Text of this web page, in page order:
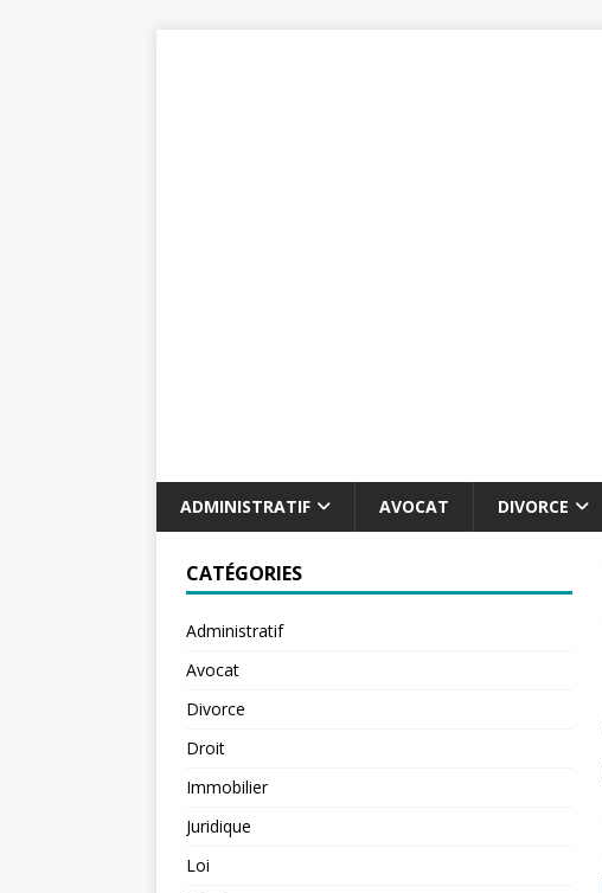
ADMINISTRATIF AVOCAT DIVORCE
CATÉGORIES
Administratif
Avocat
Divorce
Droit
Immobilier
Juridique
Loi